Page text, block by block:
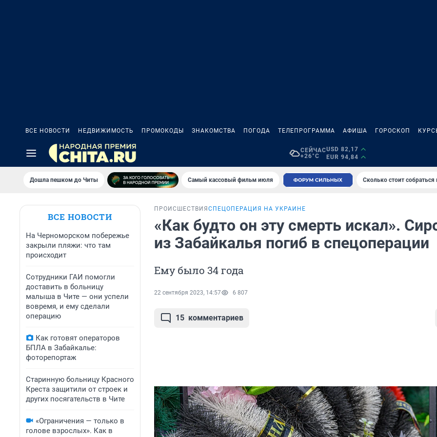
ВСЕ НОВОСТИ НЕДВИЖИМОСТЬ ПРОМОКОДЫ ЗНАКОМСТВА ПОГОДА ТЕЛЕПРОГРАММА АФИША ГОРОСКОП
СЕЙЧАС
+26°C
USD 82,17
EUR 94,84
Дошла пешком до Читы Самый кассовый фильм июля Сколько стоит
ВСЕ НОВОСТИ
На Черноморском побережье
закрыли пляжи: что там
происходит
Сотрудники ГАИ помогли
доставить в больницу
малыша в Чите — они успели
вовремя, и ему сделали
операцию
Как готовят операторов
БПЛА в Забайкалье:
фоторепортаж
Старинную больницу Красного
Креста защитили от строек и
других посягательств в Чите
«Ограничения — только в
голове взрослых». Как в
ПРОИСШЕСТВИЯ СПЕЦОПЕРАЦИЯ НА УКРАИНЕ
«Как будто он эту смерть искал».
из Забайкалья погиб в спецоперации
Ему было 34 года
22 сентября 2023, 14:57 6 807
15 комментариев